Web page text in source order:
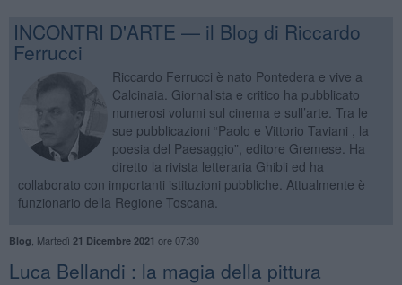
INCONTRI D'ARTE — il Blog di Riccardo
Ferrucci
Riccardo Ferrucci è nato Pontedera e vive a
Calcinaia. Giornalista e critico ha pubblicato
numerosi volumi sul cinema e sull’arte. Tra le
sue pubblicazioni “Paolo e Vittorio Taviani , la
poesia del Paesaggio”, editore Gremese. Ha
diretto la rivista letteraria Ghibli ed ha
collaborato con importanti istituzioni pubbliche. Attualmente è
funzionario della Regione Toscana.
Blog Martedì 21 Dicembre 2021 ore 07:30
​Luca Bellandi : la magia della pittura